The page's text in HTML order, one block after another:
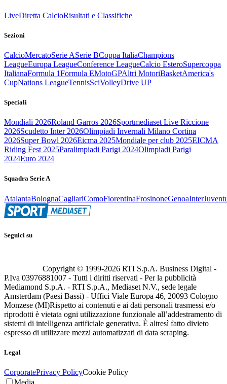
LiveDiretta CalcioRisultati e Classifiche
Sezioni
CalcioMercatoSerie ASerie BCoppa ItaliaChampions
LeagueEuropa LeagueConference LeagueCalcio EsteroSupercoppa
ItalianaFormula 1Formula EMotoGPAltri MotoriBasketAmerica's
CupNations LeagueTennisSciVolleyDrive UP
Speciali
Mondiali 2026Roland Garros 2026Sportmediaset Live Riccione
2026Scudetto Inter 2026Olimpiadi Invernali Milano Cortina
2026Super Bowl 2026Eicma 2025Mondiale per club 2025EICMA
Riding Fest 2025Paralimpiadi Parigi 2024Olimpiadi Parigi
2024Euro 2024
Squadra Serie A
AtalantaBolognaCagliariComoFiorentinaFrosinoneGenoaInter
Seguici su
Copyright © 1999-2026 RTI S.p.A. Business Digital -
P.Iva 03976881007 - Tutti i diritti riservati - Per la pubblicità
Mediamond S.p.A. - RTI S.p.A., Mediaset N.V., sede legale
Amsterdam (Paesi Bassi) - Uffici Viale Europa 46, 20093 Cologno
Monzese (MI)Rispetto ai contenuti e ai dati personali trasmessi e/o
riprodotti è vietata ogni utilizzazione funzionale all’addestramento di
sistemi di intelligenza artificiale generativa. È altresì fatto divieto
espresso di utilizzare mezzi automatizzati di data scraping.
Legal
CorporatePrivacy PolicyCookie Policy